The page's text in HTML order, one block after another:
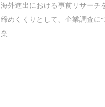
海外進出における事前リサーチ
締めくくりとして、企業調査に
業...